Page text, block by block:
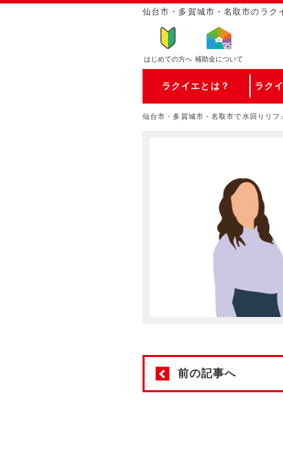
仙台市・多賀城市・名取市のラ
はじめての方へ 補助金について
ラクイエとは？ ラク
仙台市・多賀城市・名取市で水回りリフ
前の記事へ